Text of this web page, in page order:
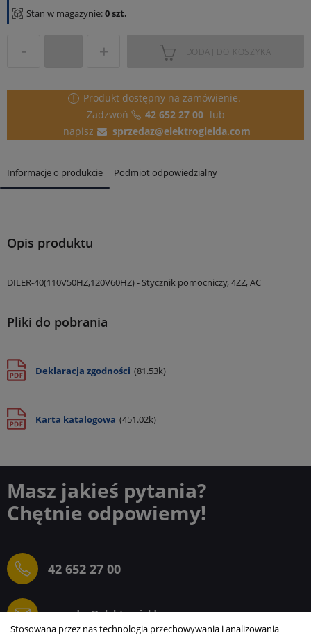
Stan w magazynie:0 szt.
DODAJ DO KOSZYKA
Produkt dostępny na zamówienie.
Zadzwoń
42 652 27 00 lub
napisz
sprzedaz@elektrogielda.com
Informacje o produkcie Podmiot odpowiedzialny
Opis produktu
DILER-40(110V50HZ,120V60HZ) - Stycznik pomocniczy, 4ZZ, AC
Pliki do pobrania
Deklaracja zgodności (81.53k)
Karta katalogowa (451.02k)
Masz jakieś pytania?
Chętnie odpowiemy!
42 652 27 00
sprzedaz@elektrogielda.com
Stosowana przez nas technologia przechowywania i analizowania